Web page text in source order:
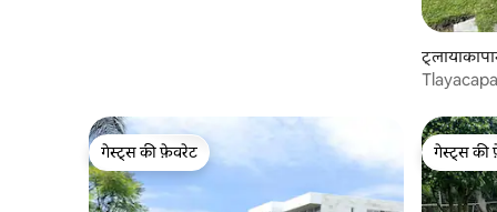
गेस्ट्स की फ़ेवरेट
गेस्ट्स की फ़ेवरेट
गेस्ट्स की
गेस्ट्स की